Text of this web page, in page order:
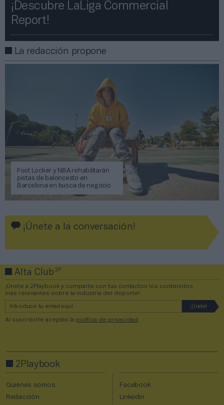
¡Descubre LaLiga Commercial
Report!​​
La redacción propone
Foot Locker y NBA rehabilitarán
pistas de baloncesto en
Barcelona en busca de negocio
¡Únete a la conversación!
Alta Club2P
¡Únete a 2Playbook y comparte con tus contactos los contenidos
más relevantes sobre la industria del deporte!
Al suscribirte aceptas la política de privacidad
2Playbook
Quiénes somos
Redacción
Facebook
Linkedin